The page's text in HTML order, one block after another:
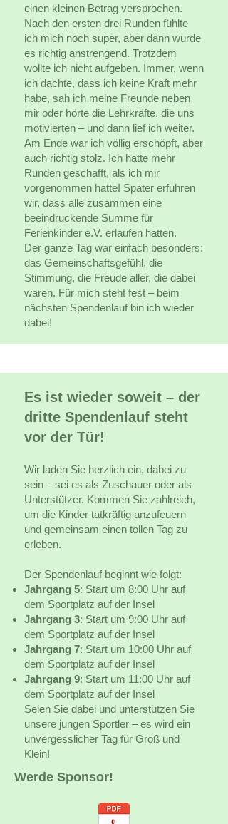
einen kleinen Betrag versprochen.
Nach den ersten drei Runden fühlte
ich mich noch super, aber dann wurde
es richtig anstrengend. Trotzdem
wollte ich nicht aufgeben. Immer, wenn
ich dachte, dass ich keine Kraft mehr
habe, sah ich meine Freunde neben
mir oder hörte die Lehrkräfte, die uns
motivierten – und dann lief ich weiter.
Am Ende war ich völlig erschöpft, aber
auch richtig stolz. Ich hatte mehr
Runden geschafft, als ich mir
vorgenommen hatte! Später erfuhren
wir, dass alle zusammen eine
beeindruckende Summe für
Ferienkinder e.V. erlaufen hatten.
Der ganze Tag war einfach besonders:
das Gemeinschaftsgefühl, die
Stimmung, die Freude aller, die dabei
waren. Für mich steht fest – beim
nächsten Spendenlauf bin ich wieder
dabei!
Es ist wieder soweit – der
dritte Spendenlauf steht
vor der Tür!
Wir laden Sie herzlich ein, dabei zu
sein – sei es als Zuschauer oder als
Unterstützer. Kommen Sie zahlreich,
um die Kinder tatkräftig anzufeuern
und gemeinsam einen tollen Tag zu
erleben.
Der Spendenlauf beginnt wie folgt:
Jahrgang 5: Start um 8:00 Uhr auf
dem Sportplatz auf der Insel
Jahrgang 3: Start um 9:00 Uhr auf
dem Sportplatz auf der Insel
Jahrgang 7: Start um 10:00 Uhr auf
dem Sportplatz auf der Insel
Jahrgang 9: Start um 11:00 Uhr auf
dem Sportplatz auf der Insel
Seien Sie dabei und unterstützen Sie
unsere jungen Sportler – es wird ein
unvergesslicher Tag für Groß und
Klein!
Werde Sponsor!